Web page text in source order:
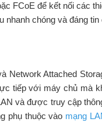
FCoE để kết nối các
nhanh chóng và đáng tin
Network Attached
tiếp với máy chủ mà
và được truy cập
phụ thuộc vào mạng